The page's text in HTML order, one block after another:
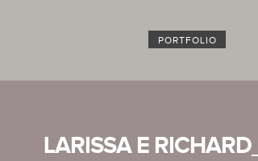
PORTFOLIO
LARISSA E